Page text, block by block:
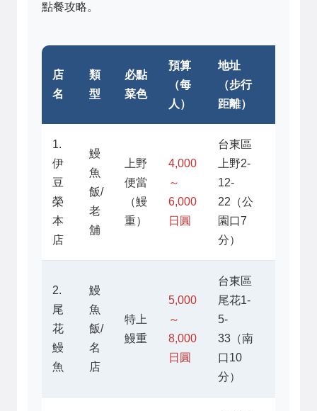
點餐攻略。
店
名
類
型
必點
菜色
預算
（每
人）
地址
（步行
距離）
1.
伊
豆
榮
本
店
鰻
魚
飯/
老
舖
上野
便當
（鰻
重）
4,000
～
6,000
日圓
台東區
上野2-
12-
22（公
園口7
分）
2.
尾
花
鰻
魚
鰻
魚
飯/
名
店
特上
鰻重
5,000
～
8,000
日圓
台東區
尾花1-
5-
33（南
口10
分）